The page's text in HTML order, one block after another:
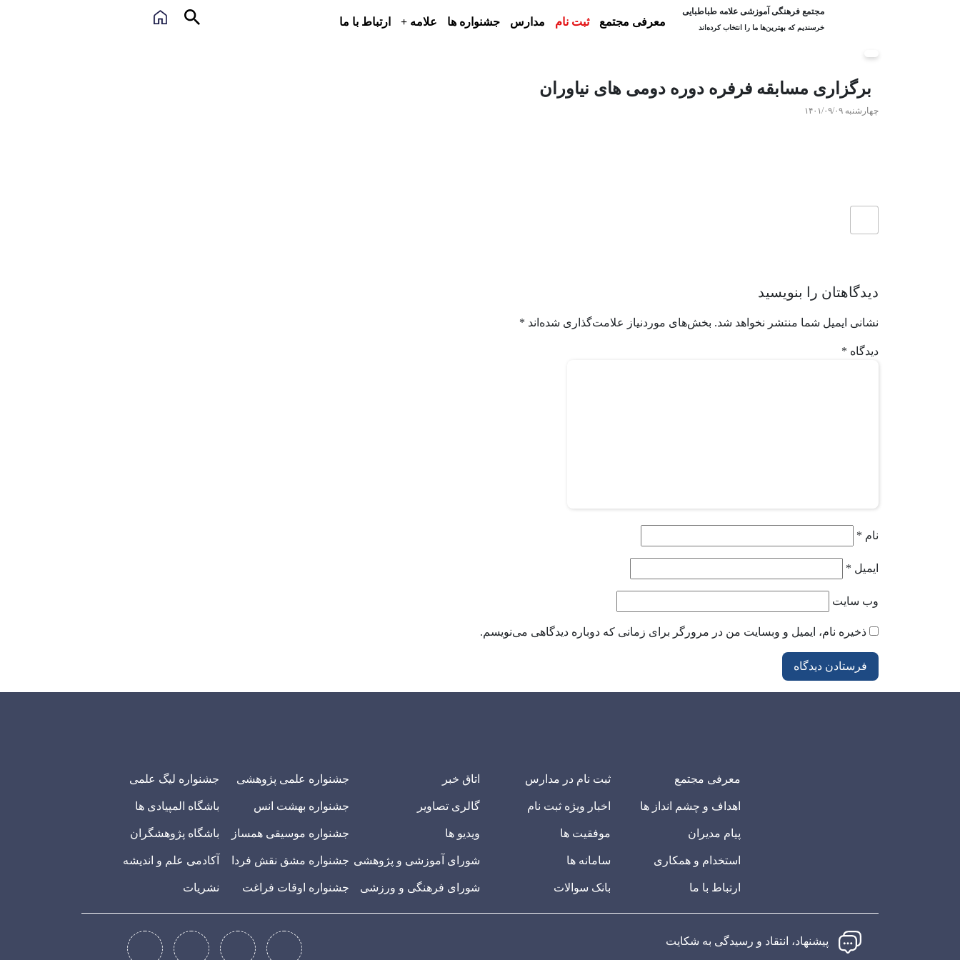
مجتمع فرهنگی آموزشی علامه طباطبایی
خرسندیم که بهترین‌ها ما را انتخاب کرده‌اند معرفی مجتمع ثبت نام مدارس جشنواره ها علامه + ارتباط با ما
برگزاری مسابقه فرفره دوره دومی های نیاوران
چهارشنبه ۱۴۰۱/۰۹/۰۹
دیدگاهتان را بنویسید
نشانی ایمیل شما منتشر نخواهد شد. بخش‌های موردنیاز علامت‌گذاری شده‌اند *
دیدگاه *
نام *
ایمیل *
وب‌ سایت
ذخیره نام، ایمیل و وبسایت من در مرورگر برای زمانی که دوباره دیدگاهی می‌نویسم.
معرفی مجتمع
اهداف و چشم انداز ها
پیام مدیران
استخدام و همکاری
ارتباط با ما
ثبت نام در مدارس
اخبار ویژه ثبت نام
موفقیت ها
سامانه ها
بانک سوالات
اتاق خبر
گالری تصاویر
ویدیو ها
شورای آموزشی و پژوهشی
شورای فرهنگی و ورزشی
جشنواره علمی پژوهشی
جشنواره بهشت انس
جشنواره موسیقی همساز
جشنواره مشق نقش فردا
جشنواره اوقات فراغت
جشنواره لیگ علمی
باشگاه المپیادی ها
باشگاه پژوهشگران
آکادمی علم و اندیشه
نشریات
پیشنهاد، انتقاد و رسیدگی به شکایت